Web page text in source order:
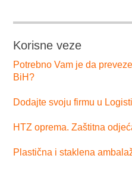
Korisne veze
Potrebno Vam je da
BiH?
Dodajte svoju firmu u
HTZ oprema. Zaštitna
Plastična i staklena